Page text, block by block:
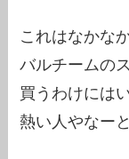
これはなかな
バルチームの
買うわけには
熱い人やなー